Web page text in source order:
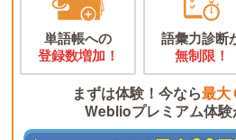
単語帳への
登録数増加！
語彙力診断
無制限！
まずは体験！今なら最大
Weblioプレミアム体験